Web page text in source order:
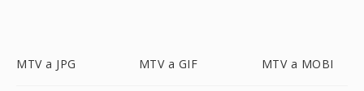
MTV a JPG MTV a GIF MTV a MOBI